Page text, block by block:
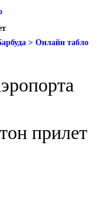
> Онлайн табло
прилет